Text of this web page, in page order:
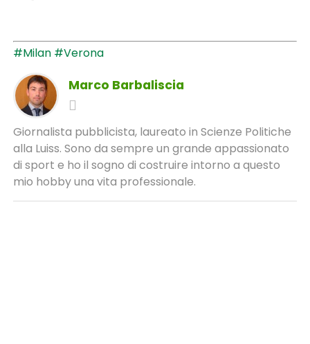
#Milan #Verona
Marco Barbaliscia
Giornalista pubblicista, laureato in Scienze Politiche
alla Luiss. Sono da sempre un grande appassionato
di sport e ho il sogno di costruire intorno a questo
mio hobby una vita professionale.